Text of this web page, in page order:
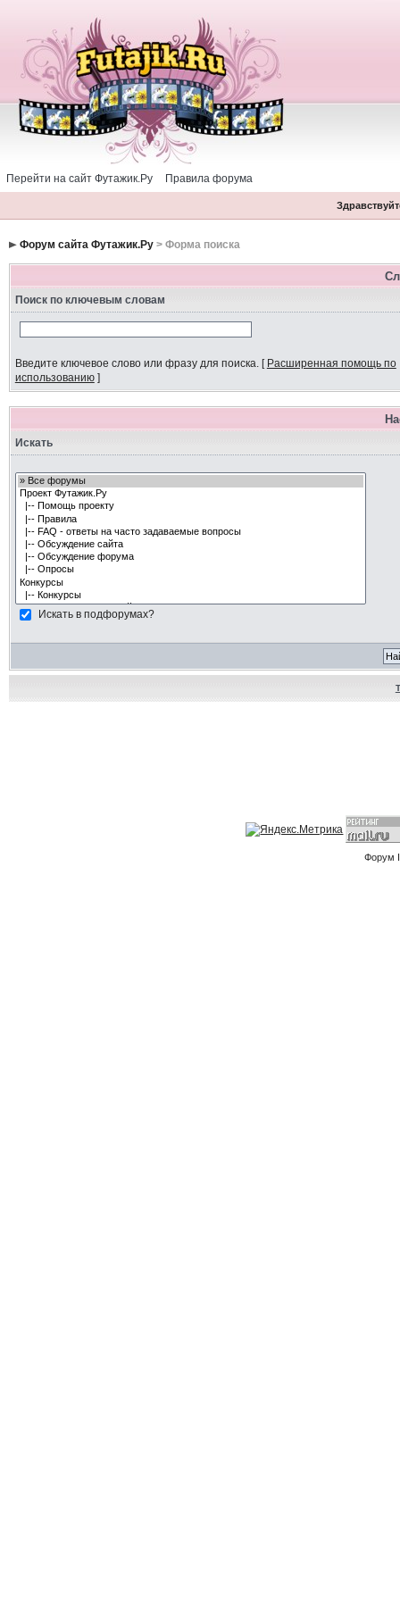
Перейти на сайт Футажик.Ру Правила форума
Форум сайта Футажик.Ру> Форма поиска
Поиск по ключевым словам
Введите ключевое слово или фразу для поиска.[ Расширенная помощь по
использованию]
Искать
Искать в подфорумах?
Форум